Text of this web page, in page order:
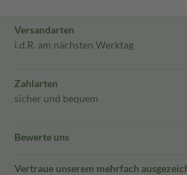
Versandarten
i.d.R. am nächsten Werktag
Zahlarten
sicher und bequem
Bewerte uns
Vertraue unserem mehrfach